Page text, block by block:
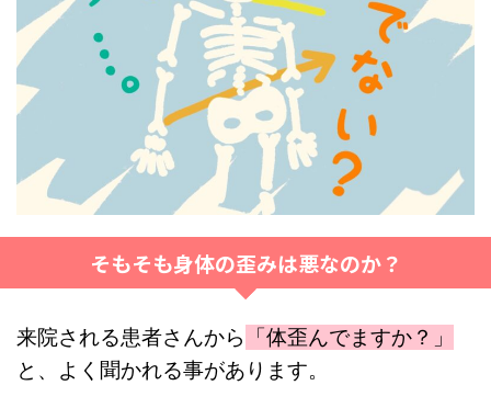
そもそも身体の歪みは悪なのか？
来院される患者さんから
「体歪んでますか？」
と、よく聞かれる事があります。